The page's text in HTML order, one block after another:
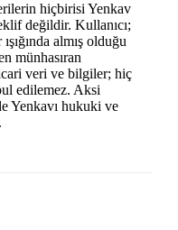
hiçbirisi Yenkav
değildir. Kullanıcı;
almış olduğu
münhasıran
veri ve bilgiler; hiç
edilemez. Aksi
Yenkavı hukuki ve